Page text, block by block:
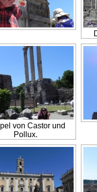
von Castor und
Pollux.